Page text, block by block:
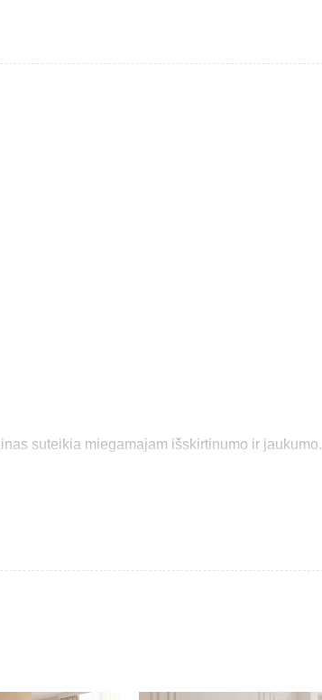
suteikia miegamajam išskirtinumo ir jaukumo.